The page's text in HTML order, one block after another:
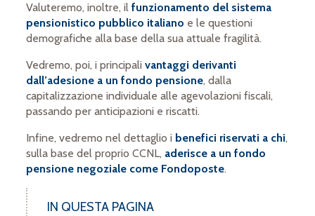
Valuteremo, inoltre, ilfunzionamento del sistema
pensionistico pubblico italiano e le questioni
demografiche alla base della sua attuale fragilità.
Vedremo, poi, i principalivantaggi derivanti
dall’adesione a un fondo pensione, dalla
capitalizzazione individuale alle agevolazioni fiscali,
passando per anticipazioni e riscatti.
Infine, vedremo nel dettaglio i benefici riservati a chi,
sulla base del proprio CCNL, aderisce a un fondo
pensione negoziale come Fondoposte.
IN QUESTA PAGINA